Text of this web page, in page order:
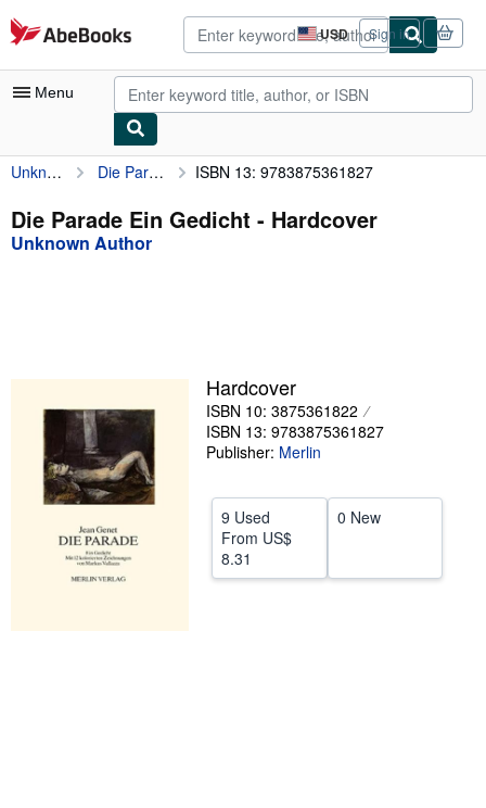
Skip to main content
AbeBooks.com USD
Site
shopping
preferences
Sign in
Menu
My Account
My Purchases
Advanced Search
Sellers
Start Selling
CLOSE
Unknown Author Die Parade Ein Gedicht ISBN 13: 9783875361827
Die Parade Ein Gedicht - Hardcover
Unknown Author
Hardcover
ISBN 10: 3875361822
ISBN 13: 9783875361827
Publisher: Merlin
9 Used
From US$
8.31
0 New